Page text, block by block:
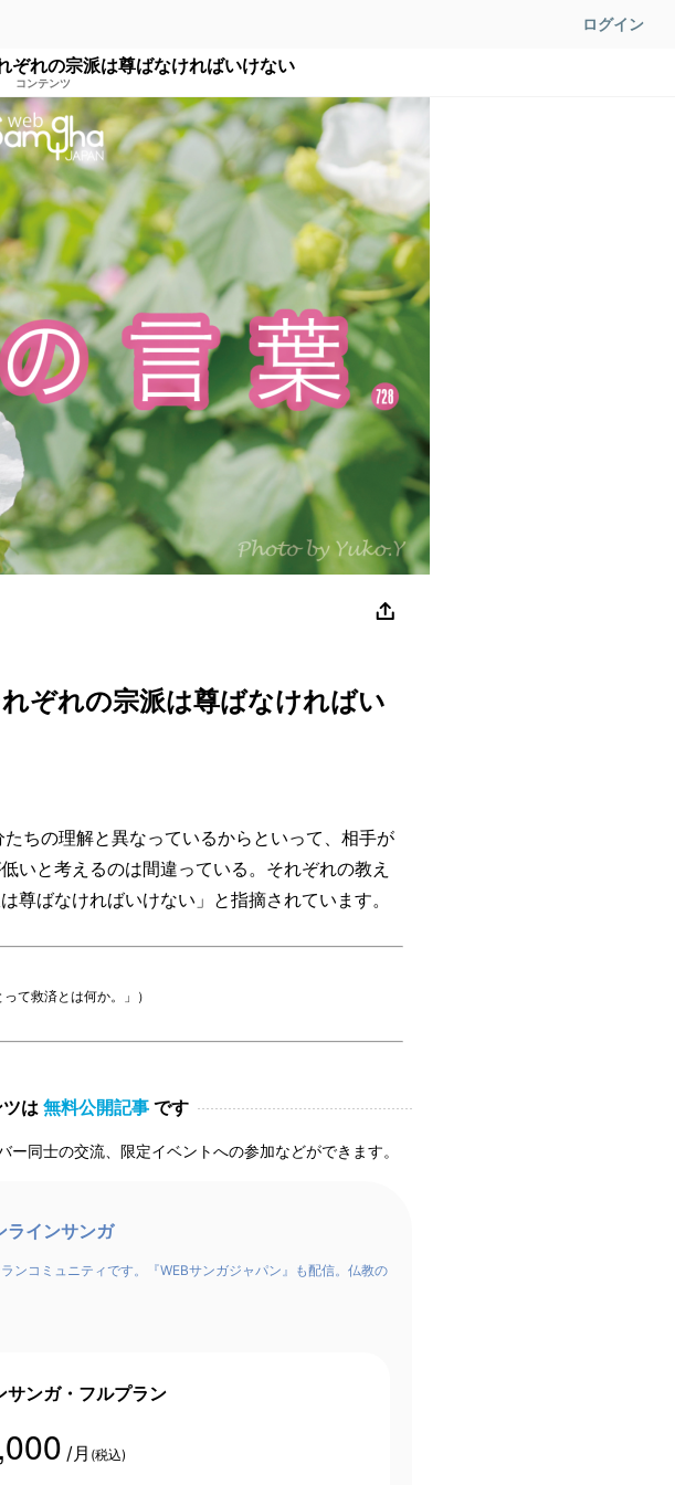
ログイン
れの宗派は尊ばなければいけない
コンテンツ
れの宗派は尊ばなければい
ちの理解と異なっているからといって、相手が
いと考えるのは間違っている。それぞれの教え
尊ばなければいけない」と指摘されています。
て救済とは何か。」）
は 無料公開記事 です
同士の交流、限定イベントへの参加などができます。
ラインサンガ
ンコミュニティです。『WEBサンガジャパン』も配信。仏教の
サンガ・フルプラン
/月 (税込)